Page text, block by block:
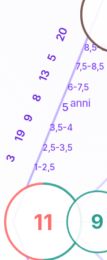
1-2,5
2,5-3,5
3,5-4
6-7,5
7,5-8,5
8,5-9
3
19
9
8
13
5
20
11 9
5anni